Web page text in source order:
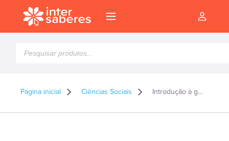
produtos
Página inicial Ciências Sociais Introdução à gestão do meio urbano